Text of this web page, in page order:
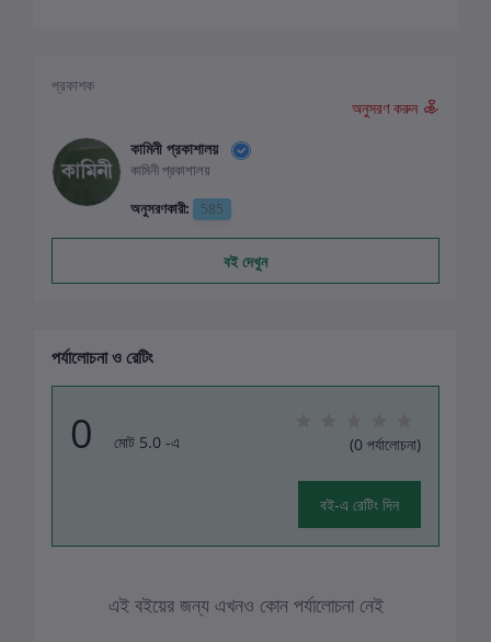
প্রকাশক
অনুসরণ করুন
কামিনী প্রকাশালয়
কামিনী প্রকাশালয়
অনুসরণকারী:
585
বই দেখুন
পর্যালোচনা ও রেটিং
0 মোট 5.0 -এ (0 পর্যালোচনা)
বই-এ রেটিং দিন
এই বইয়ের জন্য এখনও কোন পর্যালোচনা নেই